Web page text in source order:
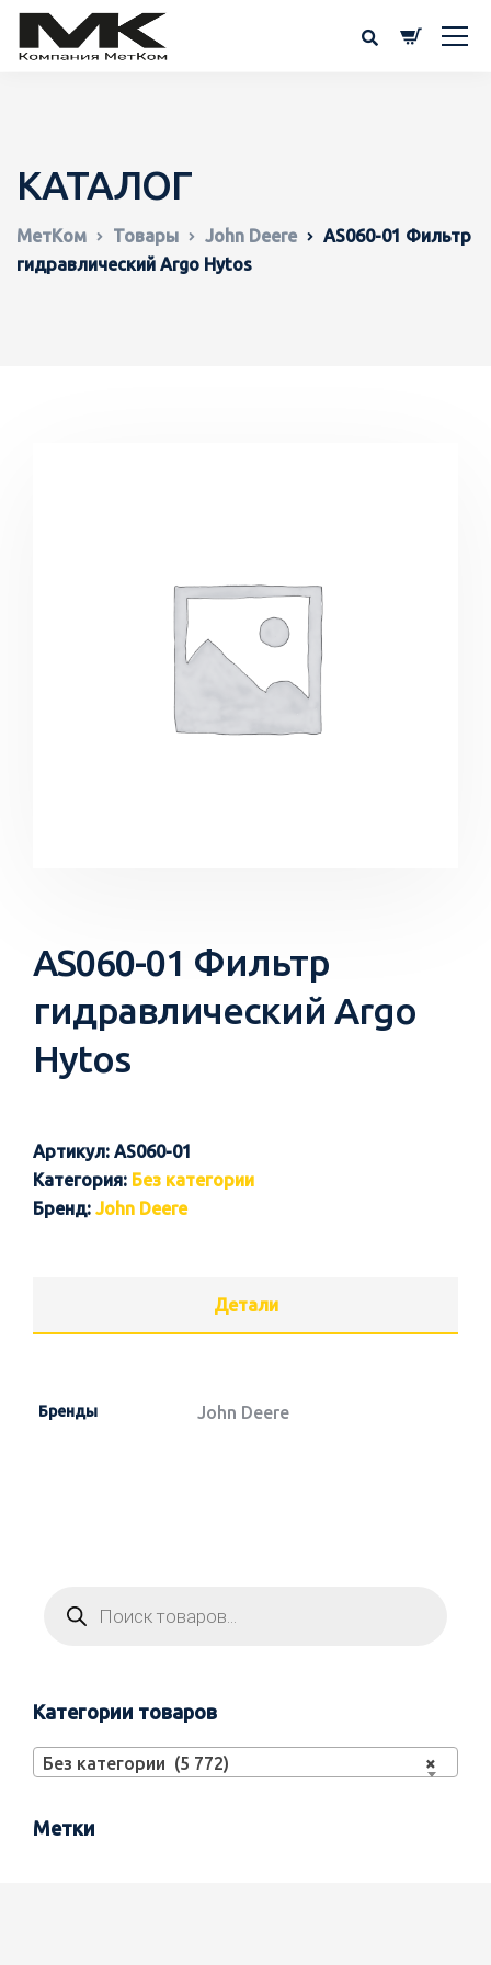
КАТАЛОГ
МетКом Товары John Deere
AS060-01 Фильтр
гидравлический Argo Hytos
AS060-01 Фильтр
гидравлический Argo
Hytos
Артикул: AS060-01
Категория: Без категории
Бренд: John Deere
Детали
Бренды John Deere
Категории товаров
×
Без категории (5 772)
Метки